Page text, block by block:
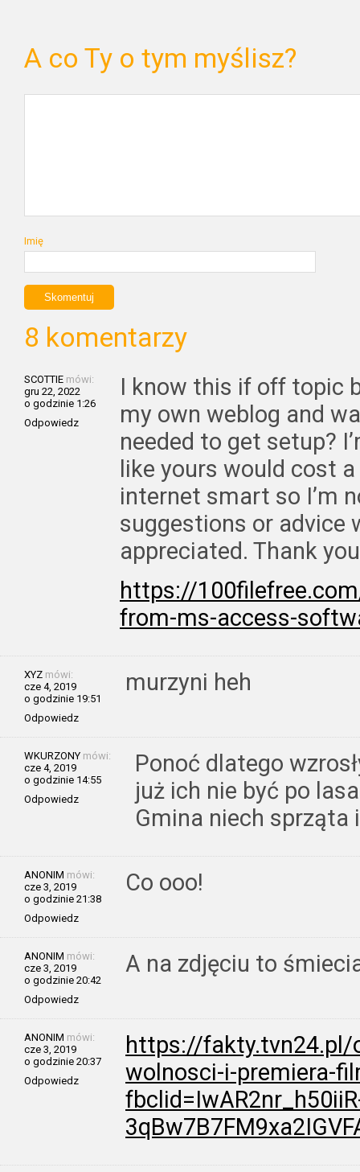
A co Ty o tym myślisz?
Imię
8 komentarzy
SCOTTIE mówi:
gru 22, 2022
o godzinie 1:26
Odpowiedz
I know this if off topic
my own weblog and
needed to get setup?
like yours would cost
internet smart so I’m
suggestions or advice
appreciated. Thank
https://
from-ms-access-
XYZ mówi:
cze 4, 2019
o godzinie 19:51
Odpowiedz
murzyni heh
WKURZONY mówi:
cze 4, 2019
o godzinie 14:55
Odpowiedz
Ponoć dlatego
już ich nie być po
Gmina niech sprząta
ANONIM mówi:
cze 3, 2019
o godzinie 21:38
Odpowiedz
Co ooo!
ANONIM mówi:
cze 3, 2019
o godzinie 20:42
Odpowiedz
A na zdjęciu to
ANONIM mówi:
cze 3, 2019
o godzinie 20:37
Odpowiedz
https://fakty.tvn24.pl/
wolnosci-i-premiera-